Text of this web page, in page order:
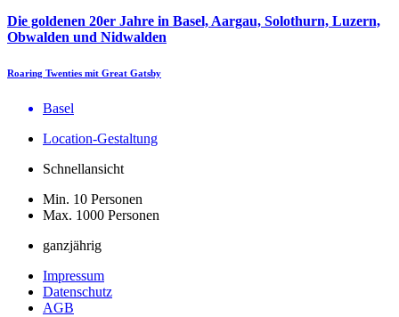
Die goldenen 20er Jahre in Basel, Aargau, Solothurn, Luzern,
Obwalden und Nidwalden
Roaring Twenties mit Great Gatsby
Basel
Location-Gestaltung
Schnellansicht
Min. 10 Personen
Max. 1000 Personen
ganzjährig
Impressum
Datenschutz
AGB